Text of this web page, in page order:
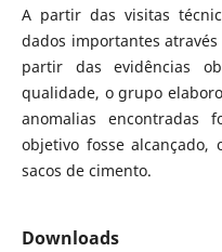
A partir das visitas
dados importantes
partir das evidências
qualidade, o grupo
anomalias encontradas
objetivo fosse
sacos de cimento.
Downloads